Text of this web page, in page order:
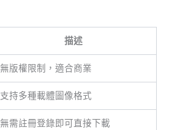
描述
無版權限制，適合商業
支持多種載體圖像格式
無需註冊登錄即可直接下載